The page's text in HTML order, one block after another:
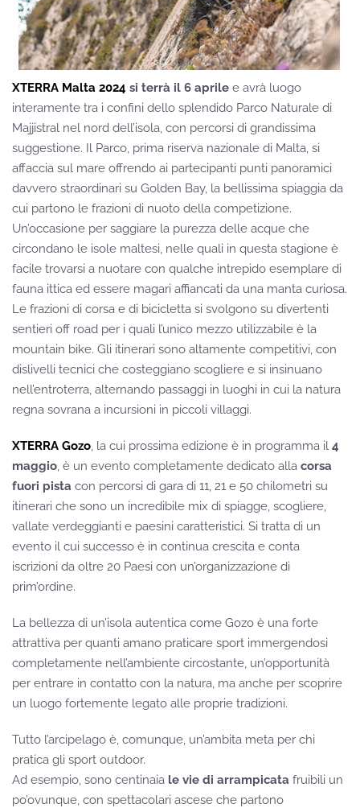
XTERRA Malta 2024 si terrà il 6 aprile e avrà luogo
interamente tra i confini dello splendido Parco Naturale di
Majjistral nel nord dell’isola, con percorsi di grandissima
suggestione. Il Parco, prima riserva nazionale di Malta, si
affaccia sul mare offrendo ai partecipanti punti panoramici
davvero straordinari su Golden Bay, la bellissima spiaggia da
cui partono le frazioni di nuoto della competizione.
Un’occasione per saggiare la purezza delle acque che
circondano le isole maltesi, nelle quali in questa stagione è
facile trovarsi a nuotare con qualche intrepido esemplare di
fauna ittica ed essere magari affiancati da una manta curiosa.
Le frazioni di corsa e di bicicletta si svolgono su divertenti
sentieri off road per i quali l’unico mezzo utilizzabile è la
mountain bike. Gli itinerari sono altamente competitivi, con
dislivelli tecnici che costeggiano scogliere e si insinuano
nell’entroterra, alternando passaggi in luoghi in cui la natura
regna sovrana a incursioni in piccoli villaggi.
XTERRA Gozo, la cui prossima edizione è in programma il 4
maggio, è un evento completamente dedicato alla corsa
fuori pista con percorsi di gara di 11, 21 e 50 chilometri su
itinerari che sono un incredibile mix di spiagge, scogliere,
vallate verdeggianti e paesini caratteristici. Si tratta di un
evento il cui successo è in continua crescita e conta
iscrizioni da oltre 20 Paesi con un’organizzazione di
prim’ordine.
La bellezza di un’isola autentica come Gozo è una forte
attrattiva per quanti amano praticare sport immergendosi
completamente nell’ambiente circostante, un’opportunità
per entrare in contatto con la natura, ma anche per scoprire
un luogo fortemente legato alle proprie tradizioni.
Tutto l’arcipelago è, comunque, un’ambita meta per chi
pratica gli sport outdoor.
Ad esempio, sono centinaia le vie di arrampicata fruibili un
po’ovunque, con spettacolari ascese che partono